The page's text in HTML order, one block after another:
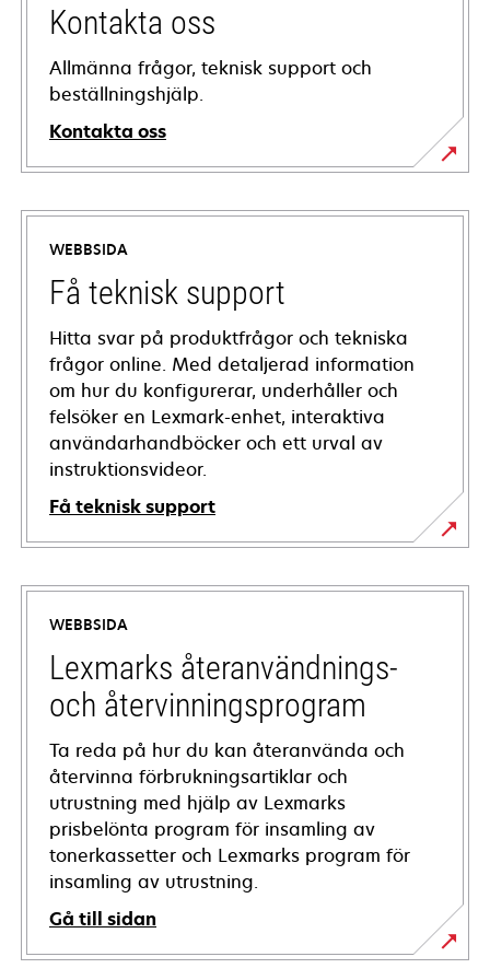
Kontakta oss
Allmänna frågor, teknisk support och
beställningshjälp.
Kontakta oss
WEBBSIDA
Få teknisk support
Hitta svar på produktfrågor och tekniska
frågor online. Med detaljerad information
om hur du konfigurerar, underhåller och
felsöker en Lexmark-enhet, interaktiva
användarhandböcker och ett urval av
instruktionsvideor.
Få teknisk support
opens
in
new
tab
WEBBSIDA
Lexmarks återanvändnings-
och återvinningsprogram
Ta reda på hur du kan återanvända och
återvinna förbrukningsartiklar och
utrustning med hjälp av Lexmarks
prisbelönta program för insamling av
tonerkassetter och Lexmarks program för
insamling av utrustning.
Gå till sidan